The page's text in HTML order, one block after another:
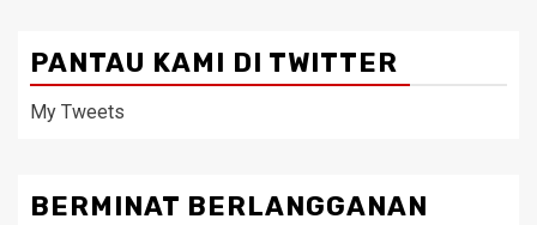
PANTAU KAMI DI TWITTER
My Tweets
BERMINAT BERLANGGANAN